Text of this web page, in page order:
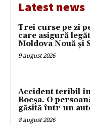
Latest news
Trei curse pe zi
care asigură
Moldova Nouă și
9 august 2026
Accident teribil
Bocșa. O
găsită într-un
8 august 2026